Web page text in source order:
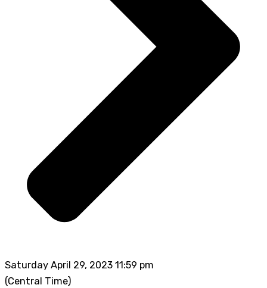
Saturday April 29, 2023 11:59 pm
(Central Time)